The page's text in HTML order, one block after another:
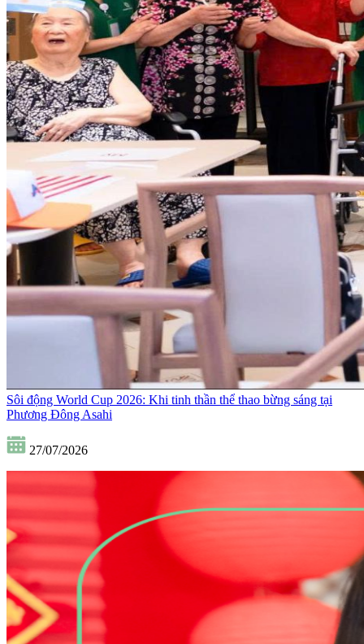
Sôi động World Cup 2026: Khi tinh thần thể thao bừng sáng tại
Phương Đông Asahi
27/07/2026